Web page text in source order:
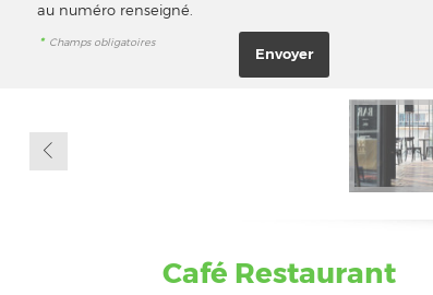
au numéro renseigné.
* Champs obligatoires
Café Restaurant